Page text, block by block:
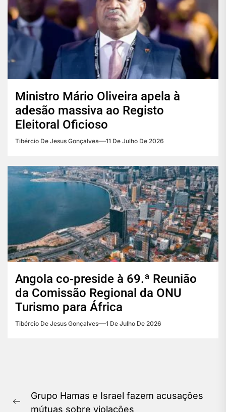
Ministro Mário Oliveira apela à
adesão massiva ao Registo
Eleitoral Oficioso
Tibércio De Jesus Gonçalves 11 De Julho De 2026
Angola co-preside à 69.ª Reunião
da Comissão Regional da ONU
Turismo para África
Tibércio De Jesus Gonçalves 1 De Julho De 2026
dePrevious
Grupo Hamas e Israel fazem acusações
mútuas sobre violações